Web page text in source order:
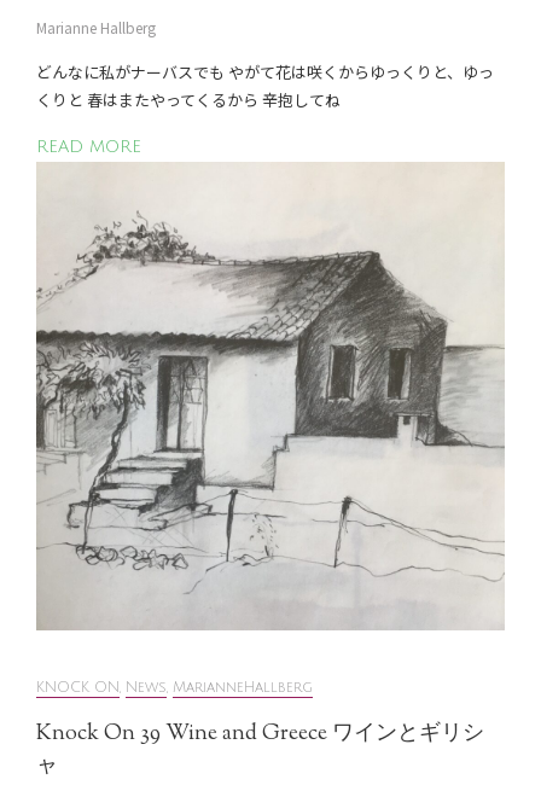
Marianne Hallberg
どんなに私がナーバスでも やがて花は咲くからゆっくりと、ゆっ
くりと 春はまたやってくるから 辛抱してね
READ MORE
KNOCK ON, News, MarianneHallberg
Knock On 39 Wine and Greece ワインとギリシ
ャ